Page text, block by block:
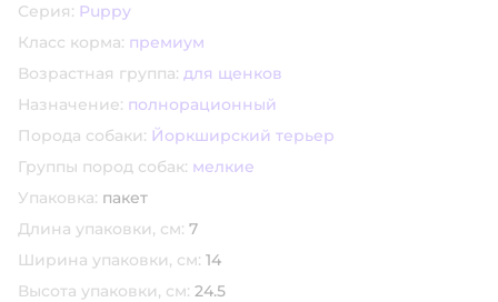
Серия: Puppy
Класс корма: премиум
Возрастная группа: для щенков
Назначение: полнорационный
Порода собаки: Йоркширский терьер
Группы пород собак: мелкие
Упаковка: пакет
Длина упаковки, см: 7
Ширина упаковки, см: 14
Высота упаковки, см: 24.5